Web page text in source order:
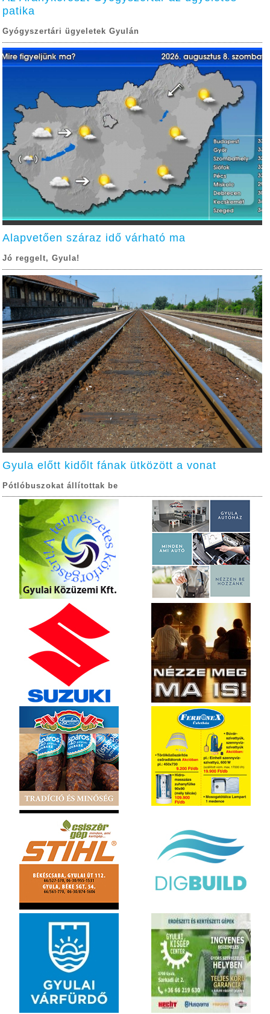
patika
Gyógyszertári ügyeletek Gyulán
Alapvetően száraz idő várható ma
Jó reggelt, Gyula!
Gyula előtt kidőlt fának ütközött a vonat
Pótlóbuszokat állítottak be